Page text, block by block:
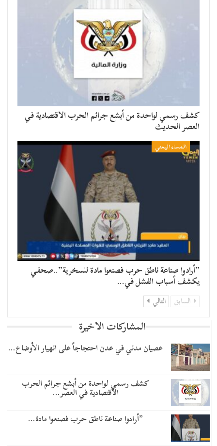
كشف رسمي لواحدة من أبشع جرائم الحرب الاقتصادية في
العصر الحديث
المساء اليمني
​”أرادوا صناعة ناطق حرب فصنعوا مادة للسخرية”..صحفي
يكشف أسباب الفشل في…
السابق التالي
المشاركات الاخيرة
عصيان مدني في عدن احتجاجاً على انهيار الأوضاع…
كشف رسمي لواحدة من أبشع جرائم الحرب
الاقتصادية في العصر…
​”أرادوا صناعة ناطق حرب فصنعوا مادة…